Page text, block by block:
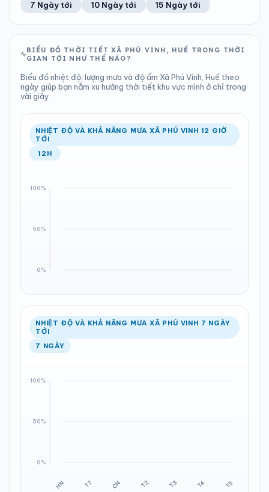
22°C
Ổn định
0%
Khả năng mưa
TIA UV TẦM NHÌN
LƯỢNG MƯA
0 mm
Tổng cả ngày
1003 hPa
Bình thường
Ổn định Khả năng mưa
7 Ngày tới
10 Ngày tới 15 Ngày tới
BIỂU ĐỒ THỜI TIẾT XÃ PHÚ VINH, HUẾ TRONG THỜI
GIAN TỚI NHƯ THẾ NÀO?
Biểu đồ nhiệt độ, lượng mưa và độ ẩm Xã Phú Vinh, Huế theo
ngày giúp bạn nắm xu hướng thời tiết khu vực mình ở chỉ trong
vài giây.
NHIỆT ĐỘ VÀ KHẢ NĂNG MƯA XÃ PHÚ VINH 12 GIỜ
TỚI
12H
NHIỆT ĐỘ VÀ KHẢ NĂNG MƯA XÃ PHÚ VINH 7 NGÀY
TỚI
7 NGÀY